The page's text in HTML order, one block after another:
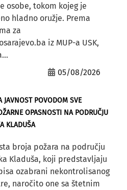
osobe, tokom kojeg je
hladno oružje. Prema
za
iz MUP-a USK,
05/08/2026
JAVNOST POVODOM SVE
OPASNOSTI NA PODRUČJU
KLADUŠA
broja požara na području
Kladuša, koji predstavljaju
ozabrani nekontrolisanog
naročito one sa štetnim